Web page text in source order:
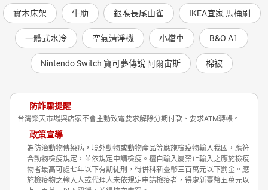
實木床架 牛肋 銀喉長尾山雀 IKEA宜家 馬桶刷
一體式水冷 空氣清淨機 小檔車 B&O A1
Nintendo Switch 寶可夢傳說 阿爾宙斯 棉被
防詐騙提醒
台灣樂天市場與店家不會主動致電要求解除分期付款、要求ATM轉帳。
政策宣導
為防治動物傳染病，境外動物或動物產品等應施檢疫物輸入我國，應符
合動物檢疫規定，並依規定申請檢疫。擅自輸入屬禁止輸入之應施檢疫
物者最高可處七年以下有期徒刑，得併科新臺幣三百萬元以下罰金。應
施檢疫物之輸入人或代理人未依規定申請檢疫者，得處新臺幣五萬元以